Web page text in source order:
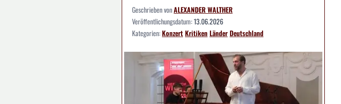
Geschrieben vonALEXANDER WALTHER
Veröffentlichungsdatum:13.06.2026
Kategorien:KonzertKritikenLänderDeutschland